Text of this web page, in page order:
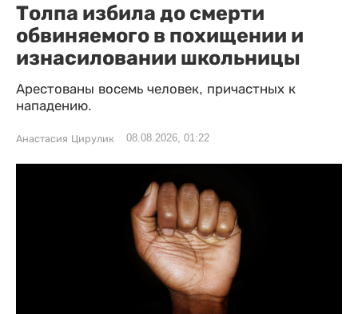
Толпа избила до смерти
обвиняемого в похищении и
изнасиловании школьницы
Арестованы восемь человек, причастных к
нападению.
Анастасия Цирулик 08.08.2026, 01:22